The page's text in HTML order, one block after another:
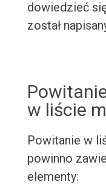
dowiedzieć
został
w liście
Powitanie w
powinno
elementy: